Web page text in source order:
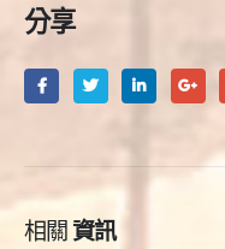
分享
相關 資訊